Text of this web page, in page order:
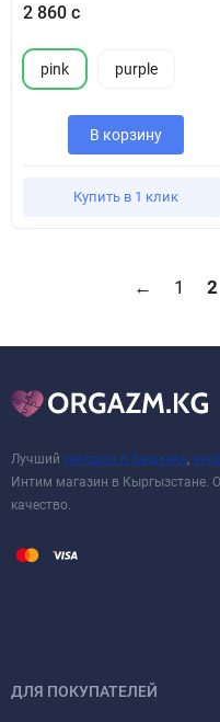
2 860 с
pink purple
В корзину
Купить в 1 клик
← 1 2
Лучший сексшоп в Бишкеке,
Интим магазин в Кыргызстане.
качество.
ДЛЯ ПОКУПАТЕЛЕЙ